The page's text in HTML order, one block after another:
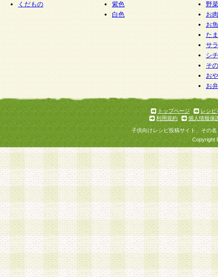
くだもの
紫色
白色
野
お
お
た
サ
シ
そ
お
お
トップページ
レシピ
利用規約
個人情報保
子供向けレシピ投稿サイト、その
Copyright